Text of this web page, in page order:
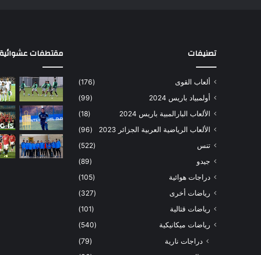
تصنيفات
ألعاب القوى
(176)
أولمبياد باريس 2024
(99)
الألعاب البارالمبية باريس 2024
(18)
الألعاب الرياضية العربية الجزائر 2023
(96)
تنس
(522)
جيدو
(89)
دراجات هوائية
(105)
رياضات أخرى
(327)
رياضات قتالية
(101)
رياضات ميكانيكية
(540)
دراجات نارية
(79)
مقتطفات عشوائية